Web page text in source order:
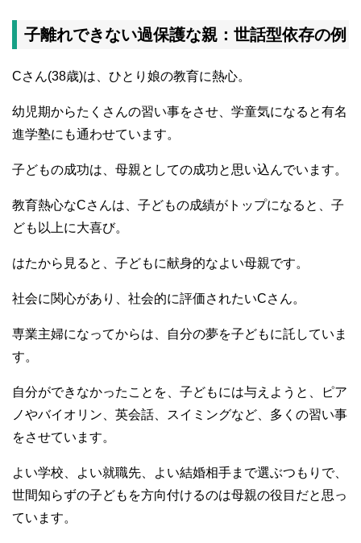
子離れできない過保護な親：世話型依存の例
Cさん(38歳)は、ひとり娘の教育に熱心。
幼児期からたくさんの習い事をさせ、学童気になると有名
進学塾にも通わせています。
子どもの成功は、母親としての成功と思い込んでいます。
教育熱心なCさんは、子どもの成績がトップになると、子
ども以上に大喜び。
はたから見ると、子どもに献身的なよい母親です。
社会に関心があり、社会的に評価されたいCさん。
専業主婦になってからは、自分の夢を子どもに託していま
す。
自分ができなかったことを、子どもには与えようと、ピア
ノやバイオリン、英会話、スイミングなど、多くの習い事
をさせています。
よい学校、よい就職先、よい結婚相手まで選ぶつもりで、
世間知らずの子どもを方向付けるのは母親の役目だと思っ
ています。